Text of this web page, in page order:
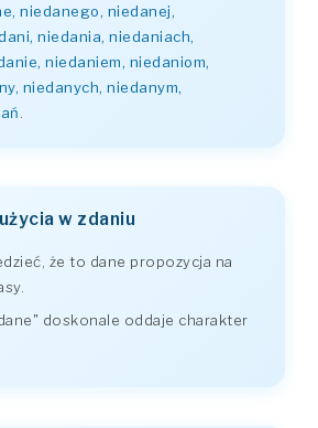
niedanego, niedanej,
niedania, niedaniach,
niedaniem, niedaniom,
niedanych, niedanym,
w zdaniu
że to dane propozycja na
doskonale oddaje charakter